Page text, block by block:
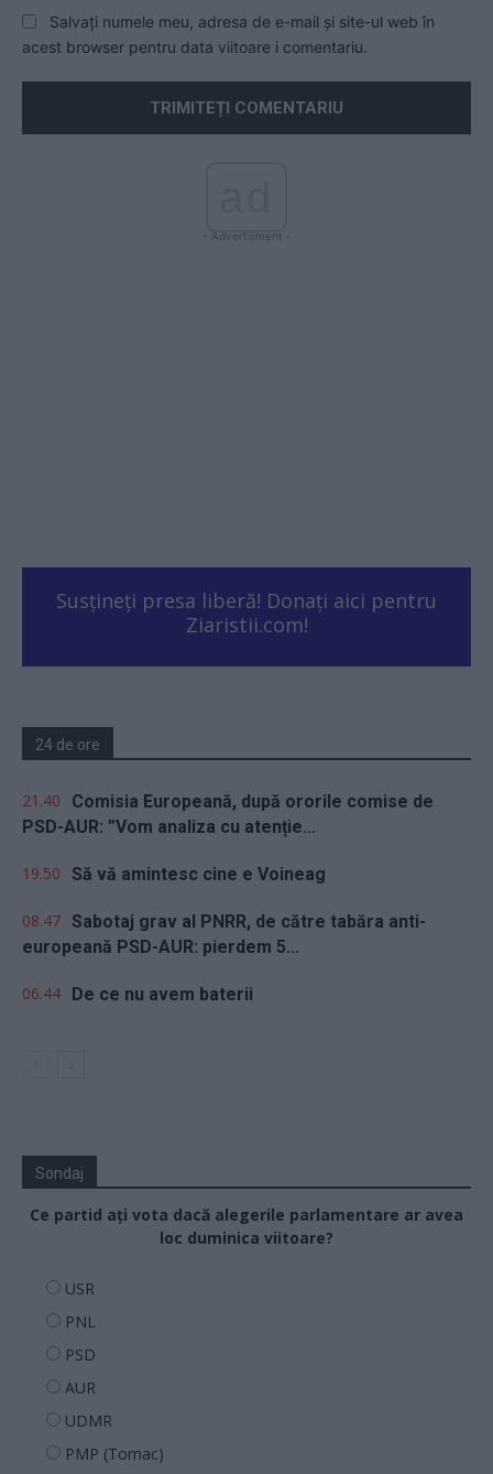
Salvați numele meu, adresa de e-mail și site-ul web în
acest browser pentru data viitoare i comentariu.
- Advertisment -
Susțineți presa liberă! Donați aici pentru
Ziaristii.com!
24 de ore
21.40
Comisia Europeană, după ororile comise de
PSD-AUR: ”Vom analiza cu atenție...
19.50 Să vă amintesc cine e Voineag
08.47 Sabotaj grav al PNRR, de către tabăra anti-
europeană PSD-AUR: pierdem 5...
06.44 De ce nu avem baterii
Sondaj
Ce partid ați vota dacă alegerile parlamentare ar avea
loc duminica viitoare?
USR
PNL
PSD
AUR
UDMR
PMP (Tomac)